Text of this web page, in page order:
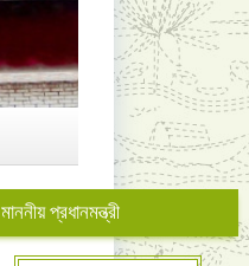
মাননীয় প্রধানমন্ত্রী